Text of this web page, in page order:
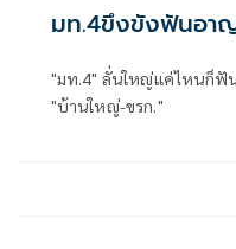
มท.4ขึงขังฟันอา
"มท.4" ลั่นใหญ่แค่ไหนก็ฟั
"บ้านใหญ่-ขรก."